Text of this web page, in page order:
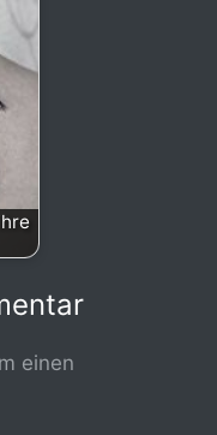
einen